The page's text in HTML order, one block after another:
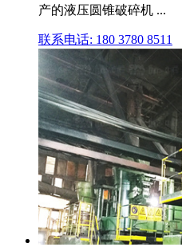
产的液压圆锥破碎机 ...
联系电话: 180 3780 8511